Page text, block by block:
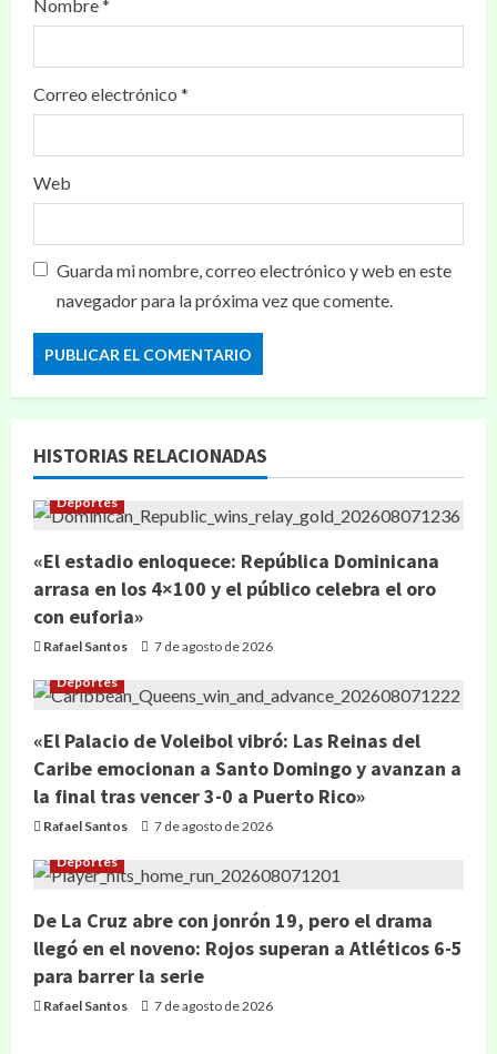
Nombre*
Correo electrónico *
Web
Guarda mi nombre, correo electrónico y web en este
navegador para la próxima vez que comente.
HISTORIAS RELACIONADAS
Deportes
«El estadio enloquece: República Dominicana
arrasa en los 4×100 y el público celebra el oro
con euforia»
Rafael Santos 7 de agosto de 2026
Deportes
«El Palacio de Voleibol vibró: Las Reinas del
Caribe emocionan a Santo Domingo y avanzan a
la final tras vencer 3-0 a Puerto Rico»
Rafael Santos 7 de agosto de 2026
Deportes
De La Cruz abre con jonrón 19, pero el drama
llegó en el noveno: Rojos superan a Atléticos 6-5
para barrer la serie
Rafael Santos 7 de agosto de 2026